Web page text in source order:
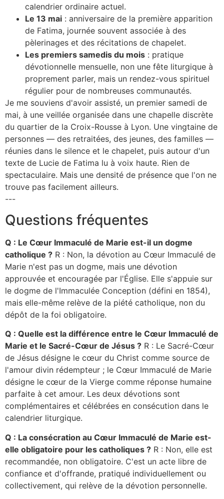
calendrier ordinaire actuel.
Le 13 mai : anniversaire de la première apparition
de Fatima, journée souvent associée à des
pèlerinages et des récitations de chapelet.
Les premiers samedis du mois : pratique
dévotionnelle mensuelle, non une fête liturgique à
proprement parler, mais un rendez-vous spirituel
régulier pour de nombreuses communautés.
Je me souviens d'avoir assisté, un premier samedi de
mai, à une veillée organisée dans une chapelle discrète
du quartier de la Croix-Rousse à Lyon. Une vingtaine de
personnes — des retraitées, des jeunes, des familles —
réunies dans le silence et le chapelet, puis autour d'un
texte de Lucie de Fatima lu à voix haute. Rien de
spectaculaire. Mais une densité de présence que l'on ne
trouve pas facilement ailleurs.
---
Questions fréquentes
Q : Le Cœur Immaculé de Marie est-il un dogme
catholique ? R : Non, la dévotion au Cœur Immaculé de
Marie n'est pas un dogme, mais une dévotion
approuvée et encouragée par l'Église. Elle s'appuie sur
le dogme de l'Immaculée Conception (défini en 1854),
mais elle-même relève de la piété catholique, non du
dépôt de la foi obligatoire.
Q : Quelle est la différence entre le Cœur Immaculé de
Marie et le Sacré-Cœur de Jésus ? R : Le Sacré-Cœur
de Jésus désigne le cœur du Christ comme source de
l'amour divin rédempteur ; le Cœur Immaculé de Marie
désigne le cœur de la Vierge comme réponse humaine
parfaite à cet amour. Les deux dévotions sont
complémentaires et célébrées en consécution dans le
calendrier liturgique.
Q : La consécration au Cœur Immaculé de Marie est-
elle obligatoire pour les catholiques ? R : Non, elle est
recommandée, non obligatoire. C'est un acte libre de
confiance et d'offrande, pratiqué individuellement ou
collectivement, qui relève de la dévotion personnelle.